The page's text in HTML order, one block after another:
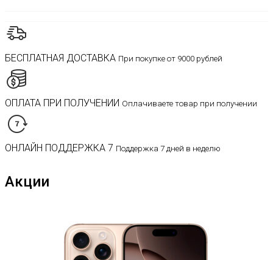
БЕСПЛАТНАЯ ДОСТАВКА При покупке от 9000 рублей
ОПЛАТА ПРИ ПОЛУЧЕНИИ Оплачиваете товар при получении
ОНЛАЙН ПОДДЕРЖКА 7 Поддержка 7 дней в неделю
Акции